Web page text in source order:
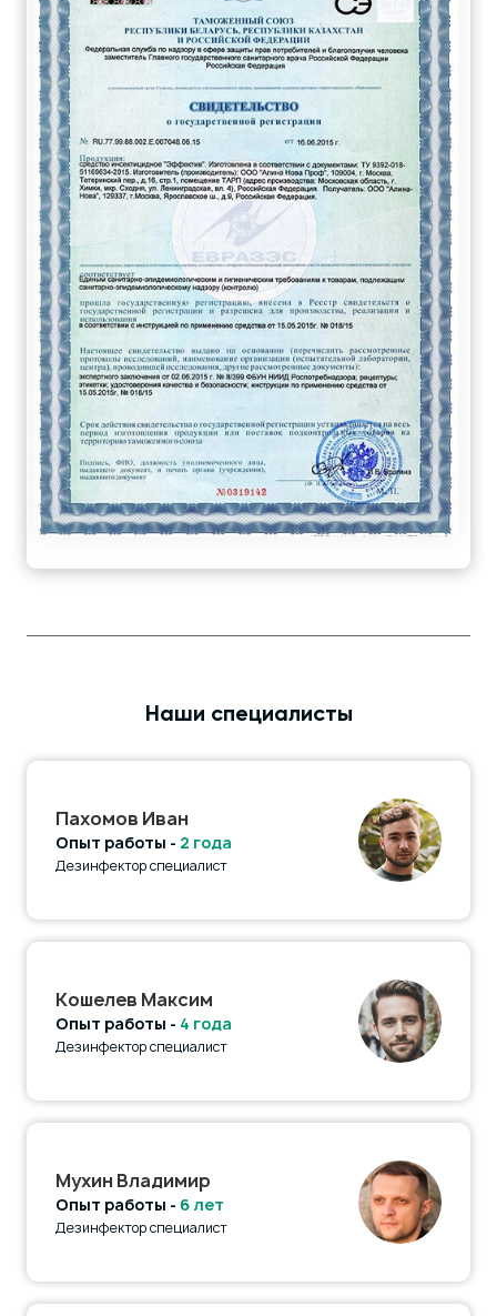
Наши специалисты
Пахомов Иван
Опыт работы - 2 года
Дезинфектор специалист
Кошелев Максим
Опыт работы - 4 года
Дезинфектор специалист
Мухин Владимир
Опыт работы - 6 лет
Дезинфектор специалист